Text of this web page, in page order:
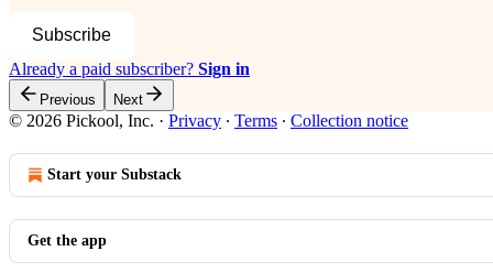
Subscribe
Already a paid subscriber? Sign in
Previous Next
© 2026 Pickool, Inc. · Privacy ∙ Terms ∙ Collection notice
Start your Substack
Get the app